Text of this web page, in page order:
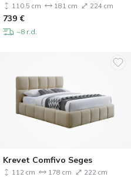
110.5 cm 181 cm 224 cm
739 €
~8 r.d.
Krevet Comfivo Seges
112 cm 178 cm 222 cm